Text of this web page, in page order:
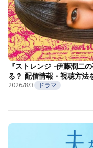
『ストレンジ -伊藤潤二
る？ 配信情報・視聴方法
2026/8/3 ドラマ